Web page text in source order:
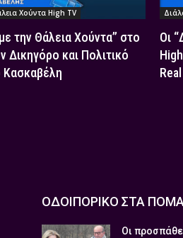
Χούντα High TV
την Θάλεια Χούντα” στο
Δικηγόρο και Πολιτικό
Κασκαβέλη
Οι
ΟΔΟΙΠΟΡΙΚΟ ΣΤΑ
Οι